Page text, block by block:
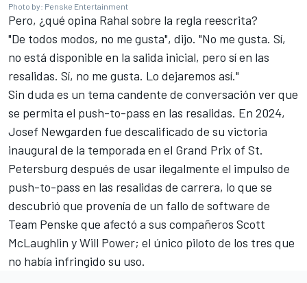
Photo by: Penske Entertainment
Pero, ¿qué opina Rahal sobre la regla reescrita?
"De todos modos, no me gusta", dijo. "No me gusta. Sí,
no está disponible en la salida inicial, pero sí en las
resalidas. Sí, no me gusta. Lo dejaremos así."
Sin duda es un tema candente de conversación ver que
se permita el push-to-pass en las resalidas. En 2024,
Josef Newgarden fue descalificado de su victoria
inaugural de la temporada en el Grand Prix of St.
Petersburg después de usar ilegalmente el impulso de
push-to-pass en las resalidas de carrera, lo que se
descubrió que provenía de un fallo de software de
Team Penske que afectó a sus compañeros Scott
McLaughlin yWill Power; el único piloto de los tres que
no había infringido su uso.